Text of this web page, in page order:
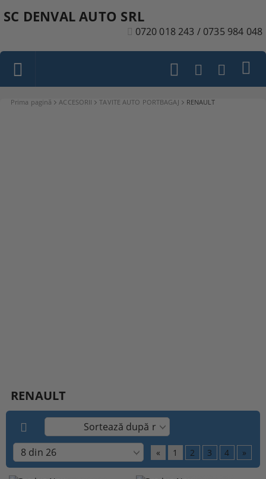
SC DENVAL AUTO SRL
0720 018 243 / 0735 984 048
Prima pagină ACCESORII TAVITE AUTO PORTBAGAJ RENAULT
RENAULT
« 1 2 3 4 »